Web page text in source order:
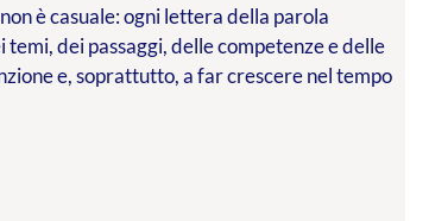
è casuale: ogni lettera della parola
dei passaggi, delle competenze e delle
e, soprattutto, a far crescere nel tempo